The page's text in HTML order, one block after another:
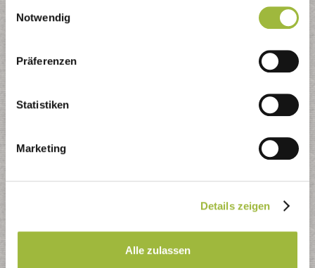
Notwendig
Präferenzen
Statistiken
Marketing
Details zeigen
Alle zulassen
allgemeine Informationen
Nutzen Sie das Kontaktformular - wir kümmern uns